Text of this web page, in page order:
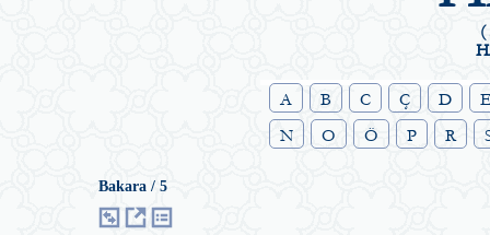
(
A B C Ç D
N
O Ö P R
Bakara / 5